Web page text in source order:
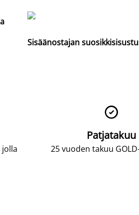
Sisäänostajan

Patjatakuu
25 vuoden takuu